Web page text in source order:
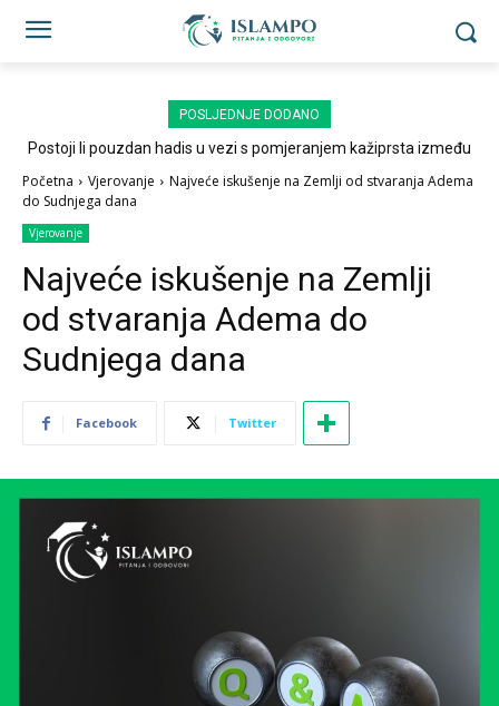
POSLJEDNJE DODANO
Postoji li pouzdan hadis u vezi s pomjeranjem kažiprsta između
Početna Vjerovanje
Najveće iskušenje na Zemlji od stvaranja Adema
do Sudnjega dana
Vjerovanje
Najveće iskušenje na Zemlji
od stvaranja Adema do
Sudnjega dana
Facebook Twitter